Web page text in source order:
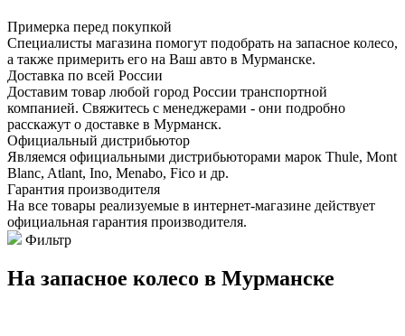
Примерка перед покупкой
Специалисты магазина помогут подобрать на запасное колесо,
а также примерить его на Ваш авто в Мурманске.
Доставка по всей России
Доставим товар любой город России транспортной
компанией. Свяжитесь с менеджерами - они подробно
расскажут о доставке в Мурманск.
Официальный дистрибьютор
Являемся официальными дистрибьюторами марок Thule, Mont
Blanc, Atlant, Ino, Menabo, Fico и др.
Гарантия производителя
На все товары реализуемые в интернет-магазине действует
официальная гарантия производителя.
Фильтр
На запасное колесо в Мурманске